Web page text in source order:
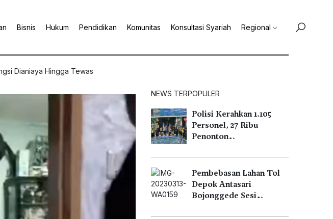
Bisnis Hukum Pendidikan Komunitas Konsultasi Syariah Regional
Dianiaya Hingga Tewas
NEWS TERPOPULER
Polisi Kerahkan 1.105
Personel, 27 Ribu
Penonton…
Pembebasan Lahan Tol
Depok Antasari
Bojonggede Sesi…